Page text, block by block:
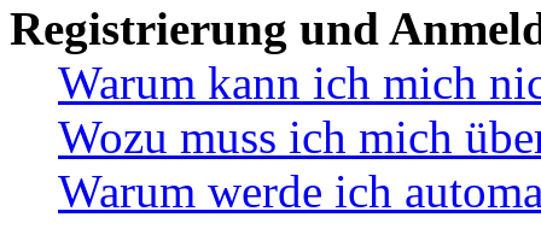
Registrierung und
Warum kann ich mich
Wozu muss ich mich
Warum werde ich